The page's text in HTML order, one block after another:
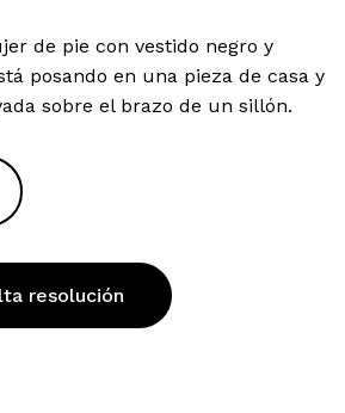
de pie con vestido negro y
posando en una pieza de casa y
sobre el brazo de un sillón.
resolución